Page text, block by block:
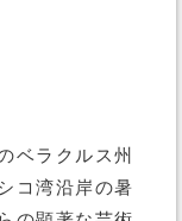
ベラクルス州
コ湾沿岸の暑